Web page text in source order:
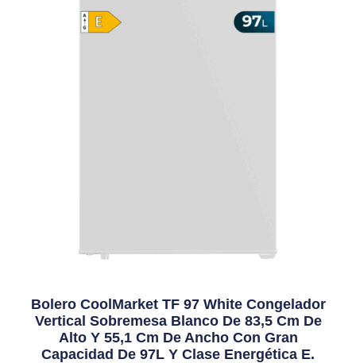
Bolero CoolMarket TF 97 White Congelador
Vertical Sobremesa Blanco De 83,5 Cm De
Alto Y 55,1 Cm De Ancho Con Gran
Capacidad De 97L Y Clase Energética E.